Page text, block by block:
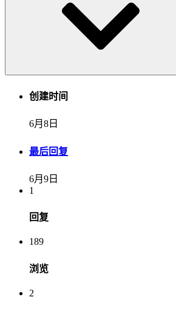
创建时间
6月8日
最后回复
6月9日
1
回复
189
浏览
2